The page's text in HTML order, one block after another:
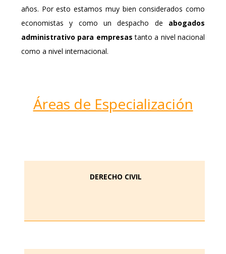
años. Por esto estamos muy bien considerados como
economistas y como un despacho de abogados
administrativo para empresas tanto a nivel nacional
como a nivel internacional.
Áreas de Especialización
DERECHO CIVIL